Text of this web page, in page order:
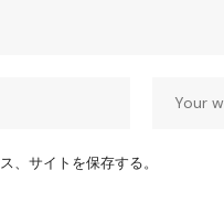
、サイトを保存する。